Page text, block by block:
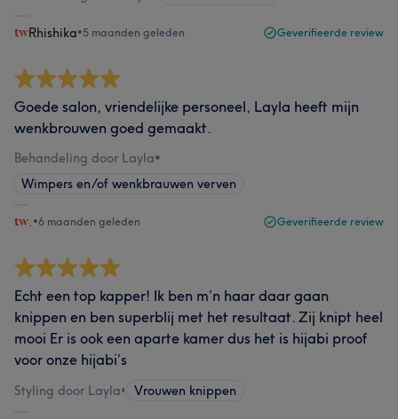
Rhishika•5 maanden geleden Geverifieerde review
Goede salon, vriendelijke personeel, Layla heeft mijn
wenkbrouwen goed gemaakt.
Behandeling door Layla•
Wimpers en/of wenkbrauwen verven
. •6 maanden geleden Geverifieerde review
Echt een top kapper! Ik ben m’n haar daar gaan
knippen en ben superblij met het resultaat. Zij knipt heel
mooi Er is ook een aparte kamer dus het is hijabi proof
voor onze hijabi’s
Styling door Layla• Vrouwen knippen